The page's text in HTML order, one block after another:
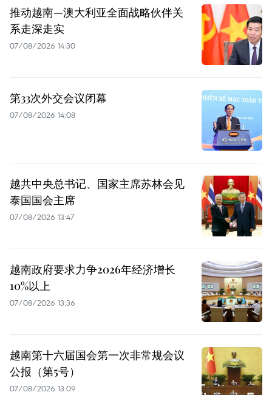
推动越南—澳大利亚全面战略伙伴关
系走深走实
07/08/2026 14:30
第33次外交会议闭幕
07/08/2026 14:08
越共中央总书记、国家主席苏林会见
泰国国会主席
07/08/2026 13:47
越南政府要求力争2026年经济增长
10%以上
07/08/2026 13:36
越南第十六届国会第一次非常规会议
公报（第5号）
07/08/2026 13:09